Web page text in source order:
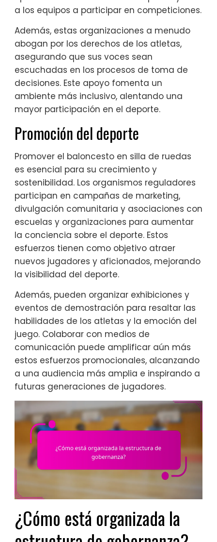
a los equipos a participar en competiciones.
Además, estas organizaciones a menudo
abogan por los derechos de los atletas,
asegurando que sus voces sean
escuchadas en los procesos de toma de
decisiones. Este apoyo fomenta un
ambiente más inclusivo, alentando una
mayor participación en el deporte.
Promoción del deporte
Promover el baloncesto en silla de ruedas
es esencial para su crecimiento y
sostenibilidad. Los organismos reguladores
participan en campañas de marketing,
divulgación comunitaria y asociaciones con
escuelas y organizaciones para aumentar
la conciencia sobre el deporte. Estos
esfuerzos tienen como objetivo atraer
nuevos jugadores y aficionados, mejorando
la visibilidad del deporte.
Además, pueden organizar exhibiciones y
eventos de demostración para resaltar las
habilidades de los atletas y la emoción del
juego. Colaborar con medios de
comunicación puede amplificar aún más
estos esfuerzos promocionales, alcanzando
a una audiencia más amplia e inspirando a
futuras generaciones de jugadores.
¿Cómo está organizada la